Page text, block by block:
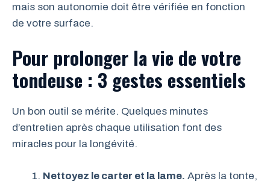
mais son autonomie doit être vérifiée en fonction
de votre surface.
Pour prolonger la vie de votre
tondeuse : 3 gestes essentiels
Un bon outil se mérite. Quelques minutes
d’entretien après chaque utilisation font des
miracles pour la longévité.
Nettoyez le carter et la lame. Après la tonte,